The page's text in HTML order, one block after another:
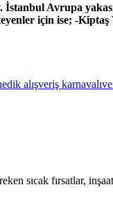
Avrupa
için ise; -
alışveriş karnavalı
sıcak fırsatlar,